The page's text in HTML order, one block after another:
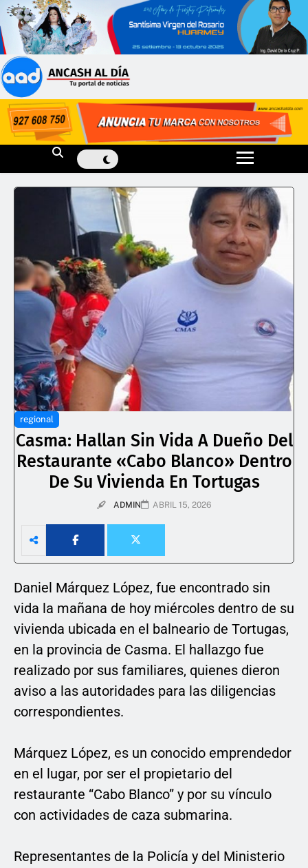
regional
Casma: Hallan Sin Vida A Dueño Del
Restaurante «Cabo Blanco» Dentro
De Su Vivienda En Tortugas
ADMIN ABRIL 15, 2026
Daniel Márquez López, fue encontrado sin
vida la mañana de hoy miércoles dentro de su
vivienda ubicada en el balneario de Tortugas,
en la provincia de Casma. El hallazgo fue
realizado por sus familiares, quienes dieron
aviso a las autoridades para las diligencias
correspondientes.
Márquez López, es un conocido emprendedor
en el lugar, por ser el propietario del
restaurante “Cabo Blanco” y por su vínculo
con actividades de caza submarina.
Representantes de la Policía y del Ministerio